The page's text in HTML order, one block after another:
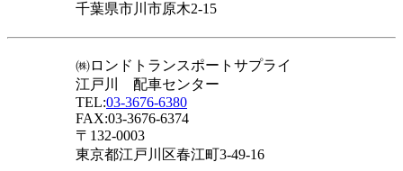
千葉県市川市原木2-15
㈱ロンドトランスポートサプライ
江戸川 配車センター
TEL:03-3676-6380
FAX:03-3676-6374
〒132-0003
東京都江戸川区春江町3-49-16